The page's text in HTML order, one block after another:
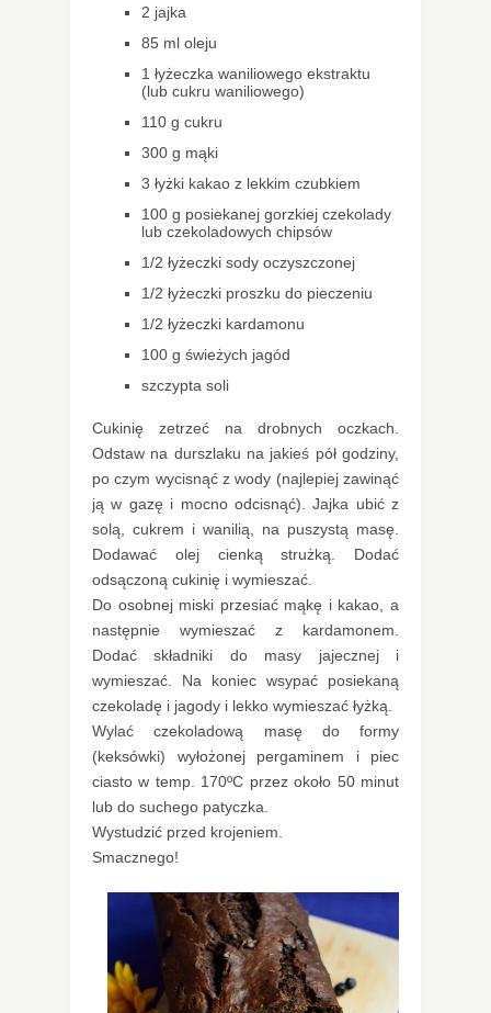
2 jajka
85 ml oleju
1 łyżeczka waniliowego ekstraktu
(lub cukru waniliowego)
110 g cukru
300 g mąki
3 łyżki kakao z lekkim czubkiem
100 g posiekanej gorzkiej czekolady
lub czekoladowych chipsów
1/2 łyżeczki sody oczyszczonej
1/2 łyżeczki proszku do pieczeniu
1/2 łyżeczki kardamonu
100 g świeżych jagód
szczypta soli
Cukinię zetrzeć na drobnych oczkach.
Odstaw na durszlaku na jakieś pół godziny,
po czym wycisnąć z wody (najlepiej zawinąć
ją w gazę i mocno odcisnąć). Jajka ubić z
solą, cukrem i wanilią, na puszystą masę.
Dodawać olej cienką strużką. Dodać
odsączoną cukinię i wymieszać.
Do osobnej miski przesiać mąkę i kakao, a
następnie wymieszać z kardamonem.
Dodać składniki do masy jajecznej i
wymieszać. Na koniec wsypać posiekaną
czekoladę i jagody i lekko wymieszać łyżką.
Wylać czekoladową masę do formy
(keksówki) wyłożonej pergaminem i piec
ciasto w temp. 170ºC przez około 50 minut
lub do suchego patyczka.
Wystudzić przed krojeniem.
Smacznego!